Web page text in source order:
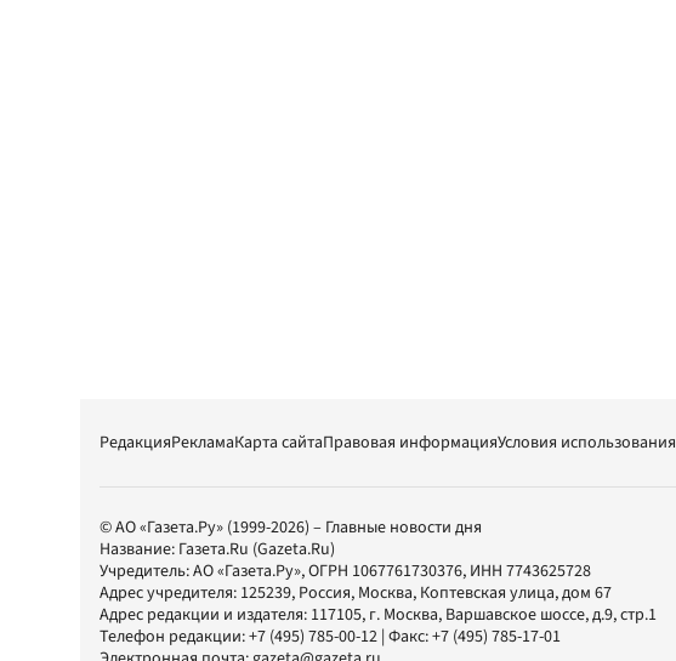
РедакцияРекламаКарта сайтаПравовая информацияУсловия использования
© АО «Газета.Ру» (1999-2026) – Главные новости дня
Название: Газета.Ru (Gazeta.Ru)
Учредитель:АО «Газета.Ру», ОГРН 1067761730376, ИНН 7743625728
Адрес учредителя: 125239, Россия, Москва, Коптевская улица, дом 67
Адрес редакции и издателя: 117105, г. Москва, Варшавское шоссе, д.9, стр.1
Телефон редакции:+7 (495) 785-00-12 | Факс:+7 (495) 785-17-01